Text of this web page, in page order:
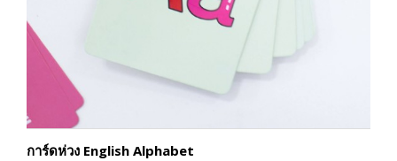
การ์ดห่วง English Alphabet